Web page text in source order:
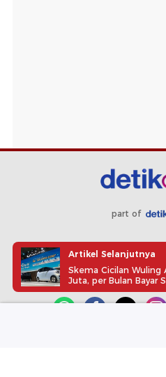
part of
Redaksi Pedoman Media
Info Iklan
Privacy
Artikel Selanjutnya
Skema Cicilan Wuling
Juta, per Bulan Bayar